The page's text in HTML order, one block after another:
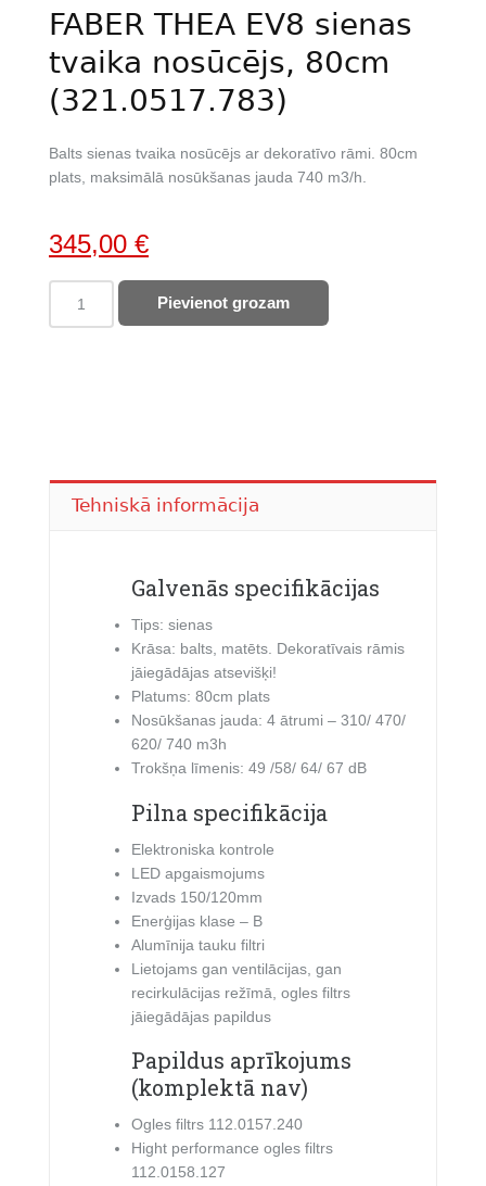
FABER THEA EV8 sienas
tvaika nosūcējs, 80cm
(321.0517.783)
Balts sienas tvaika nosūcējs ar dekoratīvo rāmi. 80cm
plats, maksimālā nosūkšanas jauda 740 m3/h.
Original
price
was:
345,00 €Current
price
is:
THEA
quantity
Pievienot grozam
Tehniskā informācija
Galvenās specifikācijas
Tips: sienas
Krāsa: balts, matēts. Dekoratīvais rāmis
jāiegādājas atsevišķi!
Platums: 80cm plats
Nosūkšanas jauda: 4 ātrumi – 310/ 470/
620/ 740 m3h
Trokšņa līmenis: 49 /58/ 64/ 67 dB
Pilna specifikācija
Elektroniska kontrole
LED apgaismojums
Izvads 150/120mm
Enerģijas klase – B
Alumīnija tauku filtri
Lietojams gan ventilācijas, gan
recirkulācijas režīmā, ogles filtrs
jāiegādājas papildus
Papildus aprīkojums
(komplektā nav)
Ogles filtrs 112.0157.240
Hight performance ogles filtrs
112.0158.127